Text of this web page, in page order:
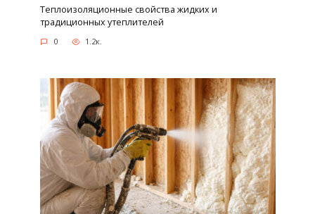
Теплоизоляционные свойства жидких и
традиционных утеплителей
0 1.2к.